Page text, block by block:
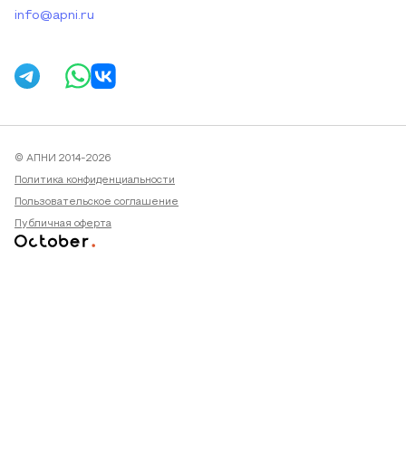
info@apni.ru
© АПНИ 2014-2026
Политика конфиденциальности
Пользовательское соглашение
Публичная оферта